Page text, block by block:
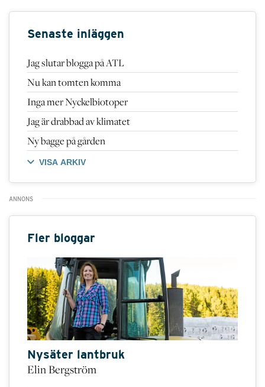
Senaste inläggen
Jag slutar blogga på ATL
Nu kan tomten komma
Inga mer Nyckelbiotoper
Jag är drabbad av klimatet
Ny bagge på gården
VISA ARKIV
Fler bloggar
Nysäter lantbruk
Elin Bergström